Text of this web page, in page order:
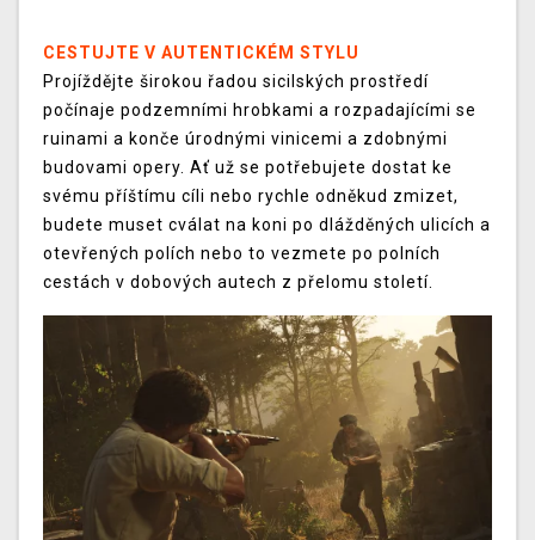
CESTUJTE V AUTENTICKÉM STYLU
Projíždějte širokou řadou sicilských prostředí
počínaje podzemními hrobkami a rozpadajícími se
ruinami a konče úrodnými vinicemi a zdobnými
budovami opery. Ať už se potřebujete dostat ke
svému příštímu cíli nebo rychle odněkud zmizet,
budete muset cválat na koni po dlážděných ulicích a
otevřených polích nebo to vezmete po polních
cestách v dobových autech z přelomu století.